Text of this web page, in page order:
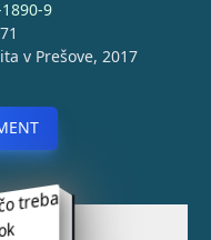
9
v Prešove, 2017